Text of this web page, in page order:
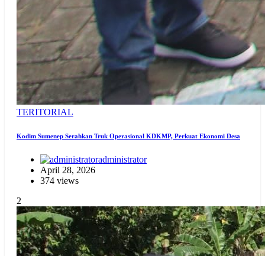
TERITORIAL
Kodim Sumenep Serahkan Truk Operasional KDKMP, Perkuat Ekonomi Desa
administrator
April 28, 2026
374 views
2